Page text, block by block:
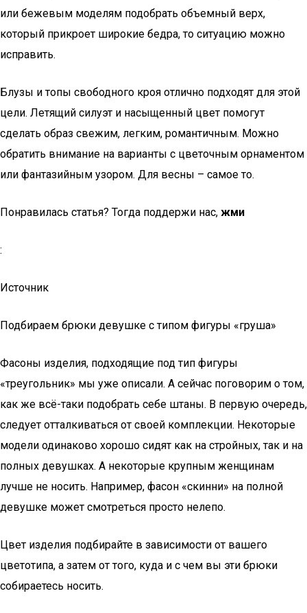
или бежевым моделям подобрать объемный верх,
который прикроет широкие бедра, то ситуацию можно
исправить.
Блузы и топы свободного кроя отлично подходят для этой
цели. Летящий силуэт и насыщенный цвет помогут
сделать образ свежим, легким, романтичным. Можно
обратить внимание на варианты с цветочным орнаментом
или фантазийным узором. Для весны – самое то.
Понравилась статья? Тогда поддержи нас, жми
:
Источник
Подбираем брюки девушке с типом фигуры «груша»
Фасоны изделия, подходящие под тип фигуры
«треугольник» мы уже описали. А сейчас поговорим о том,
как же всё-таки подобрать себе штаны. В первую очередь,
следует отталкиваться от своей комплекции. Некоторые
модели одинаково хорошо сидят как на стройных, так и на
полных девушках. А некоторые крупным женщинам
лучше не носить. Например, фасон «скинни» на полной
девушке может смотреться просто нелепо.
Цвет изделия подбирайте в зависимости от вашего
цветотипа, а затем от того, куда и с чем вы эти брюки
собираетесь носить.